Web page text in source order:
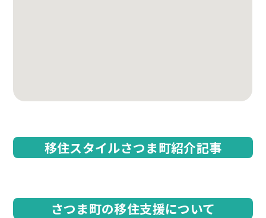
移住スタイルさつま町紹介記事
さつま町の移住支援について